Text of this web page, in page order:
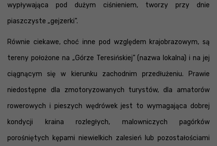
wypływająca pod dużym ciśnieniem, tworzy przy dnie
piaszczyste „gejzerki”.
Równie ciekawe, choć inne pod względem krajobrazowym, są
tereny położone na „Górze Teresińskiej” (nazwa lokalna) i na jej
ciągnącym się w kierunku zachodnim przedłużeniu. Prawie
niedostępne dla zmotoryzowanych turystów, dla amatorów
rowerowych i pieszych wędrówek jest to wymagająca dobrej
kondycji kraina rozległych, malowniczych pagórków
porośniętych kępami niewielkich zalesień lub pozostałościami